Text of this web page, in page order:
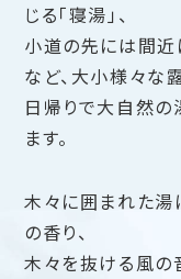
じる「寝湯」、
小道の先には間近
など、大小様々な
日帰りで大自然の
ます。
木々に囲まれた湯
の香り、
木々を抜ける風の